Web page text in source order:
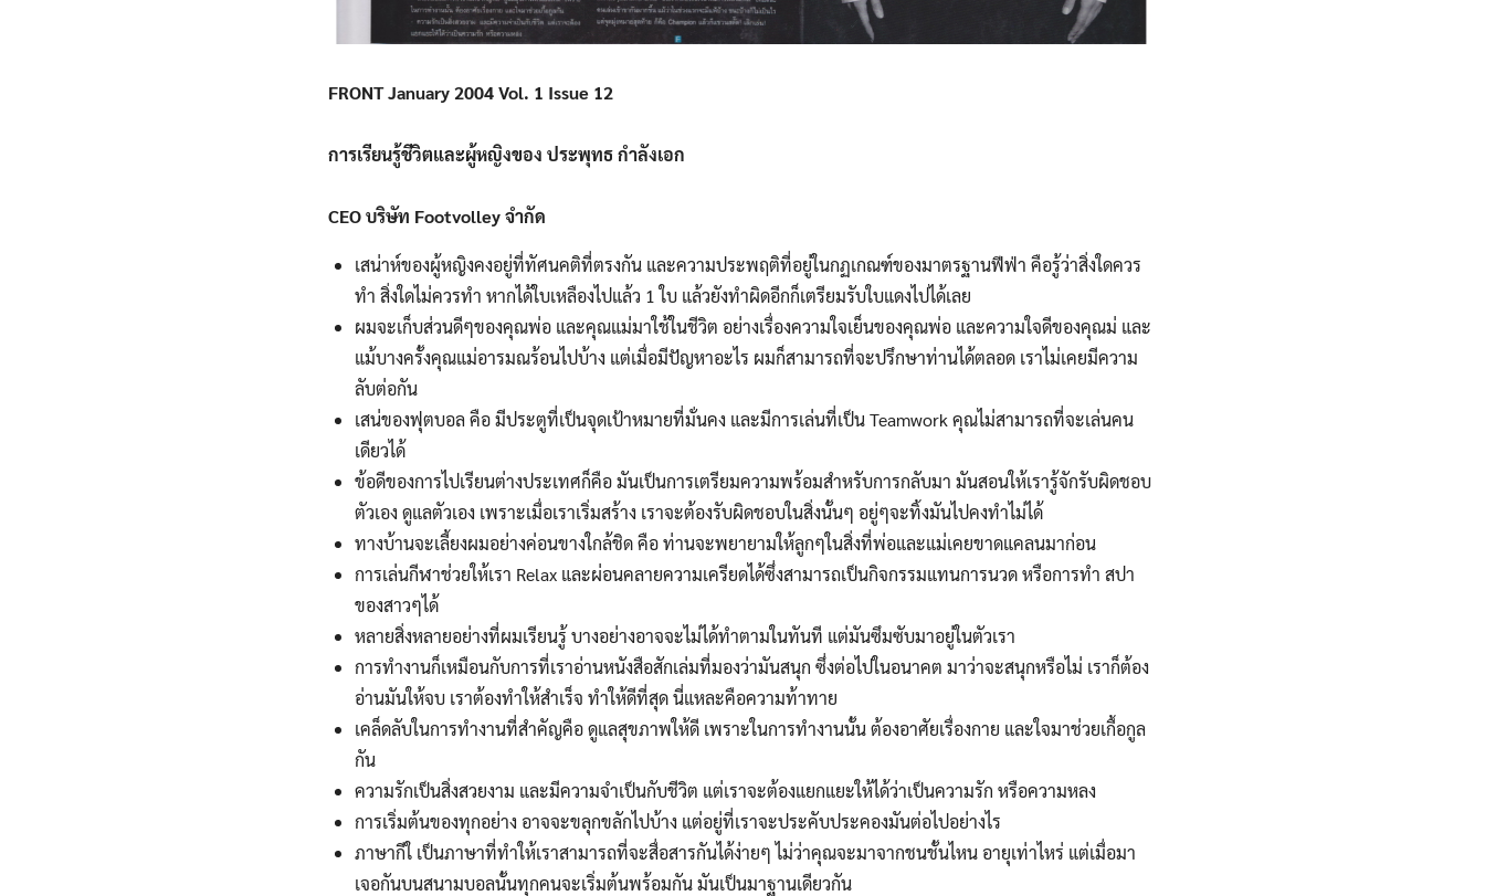
Search
Search
FRONT January 2004 Vol. 1 Issue 12
การเรียนรู้ชีวิตและผู้หญิงของ ประพุทธ กำลังเอก
CEO บริษัท Footvolley จำกัด
เสน่าห์ของผู้หญิงคงอยู่ที่ทัศนคติที่ตรงกัน และความประพฤติที่อยู่ในกฏเกณฑ์ของมาตรฐานฟีฟ่า คือรู้ว่าสิ่งใดควร
ทำ สิ่งใดไม่ควรทำ หากได้ใบเหลืองไปแล้ว 1 ใบ แล้วยังทำผิดอีกก็เตรียมรับใบแดงไปได้เลย
ผมจะเก็บส่วนดีๆของคุณพ่อ และคุณแม่มาใช้ในชีวิต อย่างเรื่องความใจเย็นของคุณพ่อ และความใจดีของคุณม่ และ
แม้บางครั้งคุณแม่อารมณร้อนไปบ้าง แต่เมื่อมีปัญหาอะไร ผมก็สามารถที่จะปรึกษาท่านได้ตลอด เราไม่เคยมีความ
ลับต่อกัน
เสน่ของฟุตบอล คือ มีประตูที่เป็นจุดเป้าหมายที่มั่นคง และมีการเล่นที่เป็น Teamwork คุณไม่สามารถที่จะเล่นคน
เดียวได้
ข้อดีของการไปเรียนต่างประเทศก็คือ มันเป็นการเตรียมความพร้อมสำหรับการกลับมา มันสอนให้เรารู้จักรับผิดชอบ
ตัวเอง ดูแลตัวเอง เพราะเมื่อเราเริ่มสร้าง เราจะต้องรับผิดชอบในสิ่งนั้นๆ อยู่ๆจะทิ้งมันไปคงทำไม่ได้
ทางบ้านจะเลี้ยงผมอย่างค่อนขางใกล้ชิด คือ ท่านจะพยายามให้ลูกๆในสิ่งที่พ่อและแม่เคยขาดแคลนมาก่อน
การเล่นกีฬาช่วยให้เรา Relax และผ่อนคลายความเครียดได้ซึ่งสามารถเป็นกิจกรรมแทนการนวด หรือการทำ สปา
ของสาวๆได้
หลายสิ่งหลายอย่างที่ผมเรียนรู้ บางอย่างอาจจะไม่ได้ทำตามในทันที แต่มันซึมซับมาอยู่ในตัวเรา
การทำงานก็เหมือนกับการที่เราอ่านหนังสือสักเล่มที่มองว่ามันสนุก ซึ่งต่อไปในอนาคต มาว่าจะสนุกหรือไม่ เราก็ต้อง
อ่านมันให้จบ เราต้องทำให้สำเร็จ ทำให้ดีที่สุด นี่แหละคือความท้าทาย
เคล็ดลับในการทำงานที่สำคัญคือ ดูแลสุขภาพให้ดี เพราะในการทำงานนั้น ต้องอาศัยเรื่องกาย และใจมาช่วยเกื้อกูล
กัน
ความรักเป็นสิ่งสวยงาม และมีความจำเป็นกับชีวิต แต่เราจะต้องแยกแยะให้ได้ว่าเป็นความรัก หรือความหลง
การเริ่มต้นของทุกอย่าง อาจจะขลุกขลักไปบ้าง แต่อยู่ที่เราจะประคับประคองมันต่อไปอย่างไร
ภาษากีใ เป็นภาษาที่ทำให้เราสามารถที่จะสื่อสารกันได้ง่ายๆ ไม่ว่าคุณจะมาจากชนชั้นไหน อายุเท่าไหร่ แต่เมื่อมา
เจอกันบนสนามบอลนั้นทุกคนจะเริ่มต้นพร้อมกัน มันเป็นมาฐานเดียวกัน